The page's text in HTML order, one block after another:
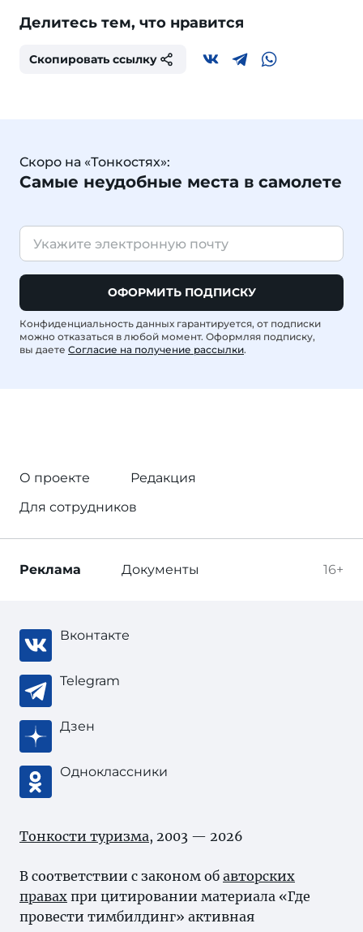
Делитесь тем, что нравится
Скопировать ссылку
Скоро на «Тонкостях»:
Самые неудобные места в самолете
ОФОРМИТЬ ПОДПИСКУ
Конфиденциальность данных гарантируется, от подписки
можно отказаться в любой момент. Оформляя подписку,
вы даете Согласие на получение рассылки.
О проекте
Редакция
Для сотрудников
16+
Реклама Документы
Вконтакте
Telegram
Дзен
Одноклассники
Тонкости туризма, 2003 — 2026
В соответствии с законом об авторских
правах при цитировании материала «Где
провести тимбилдинг» активная